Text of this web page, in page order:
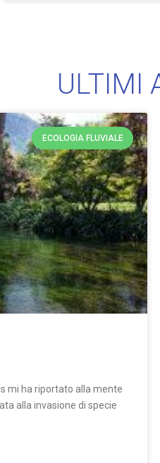
ULTIMI
ECOLOGIA FLUVIALE
mi ha riportato alla mente
alla invasione di specie